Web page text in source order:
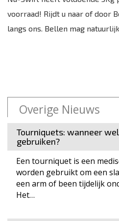
voorraad! Rijdt u naar of door
langs ons. Bellen mag
Overige Nieuws
Tourniquets: wanneer
gebruiken?
Een tourniquet is een
worden gebruikt om een
een arm of been tijdelijk
Het…